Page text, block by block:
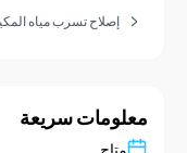
إصلاح تسرب مياه المكيف
سريعة